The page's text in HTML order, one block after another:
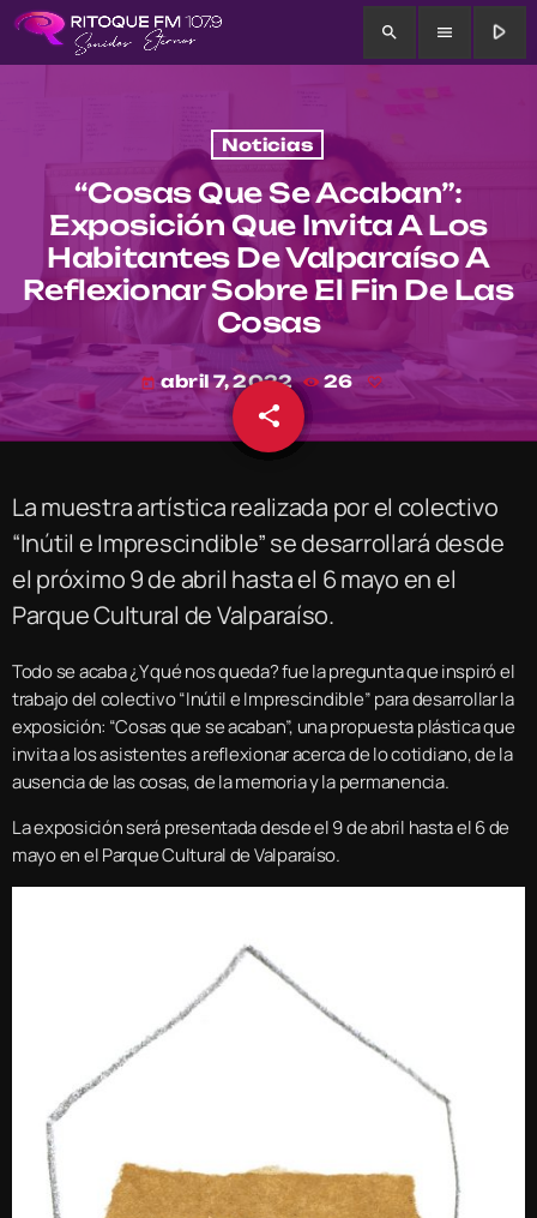
search menu play_arrow
Noticias
“Cosas Que Se Acaban”:
Exposición Que Invita A Los
Habitantes De Valparaíso A
Reflexionar Sobre El Fin De Las
Cosas
today abril 7, 2022 26
share
email
La muestra artística realizada por el colectivo
“Inútil e Imprescindible” se desarrollará desde
el próximo 9 de abril hasta el 6 mayo en el
Parque Cultural de Valparaíso.
Todo se acaba ¿Y qué nos queda? fue la pregunta que inspiró el
trabajo del colectivo “Inútil e Imprescindible” para desarrollar la
exposición: “Cosas que se acaban”, una propuesta plástica que
invita a los asistentes a reflexionar acerca de lo cotidiano, de la
ausencia de las cosas, de la memoria y la permanencia.
La exposición será presentada desde el 9 de abril hasta el 6 de
mayo en el Parque Cultural de Valparaíso.